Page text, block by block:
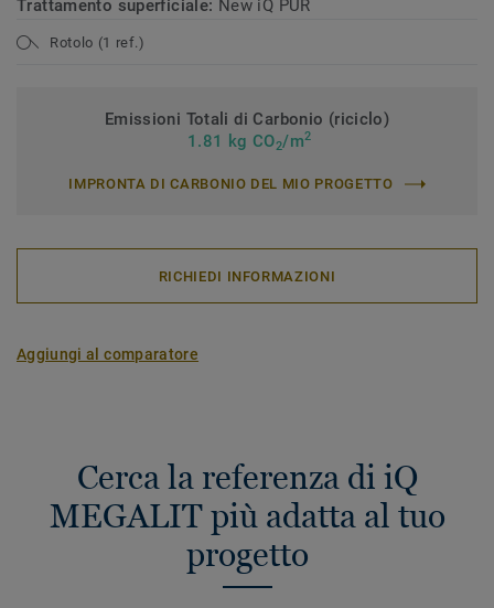
Trattamento superficiale: New iQ PUR
Rotolo (1 ref.)
Emissioni Totali di Carbonio (riciclo)
1.81 kg CO2/m2
IMPRONTA DI CARBONIO DEL MIO PROGETTO
RICHIEDI INFORMAZIONI
Aggiungi al comparatore
Cerca la referenza di iQ
MEGALIT più adatta al tuo
progetto